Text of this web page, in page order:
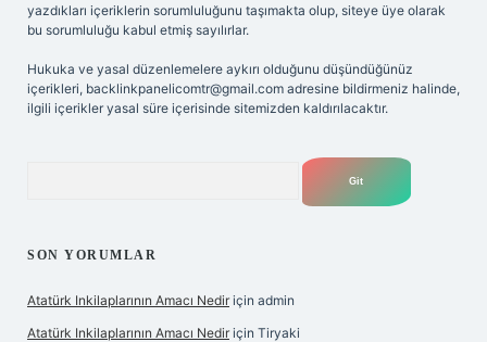
yazdıkları içeriklerin sorumluluğunu taşımakta olup, siteye üye olarak
bu sorumluluğu kabul etmiş sayılırlar.
Hukuka ve yasal düzenlemelere aykırı olduğunu düşündüğünüz
içerikleri, backlinkpanelicomtr@gmail.com adresine bildirmeniz halinde,
ilgili içerikler yasal süre içerisinde sitemizden kaldırılacaktır.
SON YORUMLAR
Atatürk Inkilaplarının Amacı Nedir için admin
Atatürk Inkilaplarının Amacı Nedir için Tiryaki